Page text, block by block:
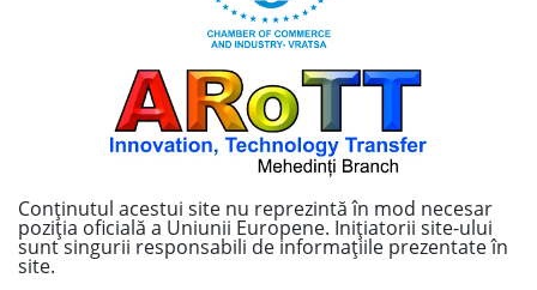
Conținutul acestui site nu reprezintă în mod necesar
poziția oficială a Uniunii Europene. Inițiatorii site-ului
sunt singurii responsabili de informațiile prezentate în
site.